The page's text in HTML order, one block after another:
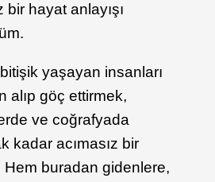
hayat anlayışı
yaşayan insanları
alıp göç ettirmek,
ve coğrafyada
kadar acımasız bir
Hem buradan gidenlere,